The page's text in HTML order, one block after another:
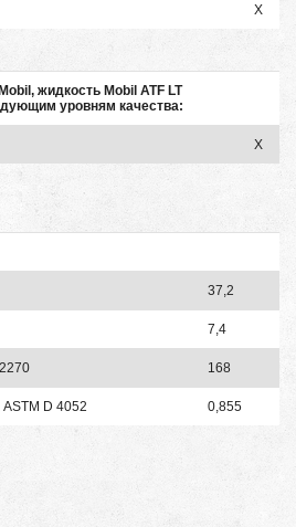
X
жидкость Mobil ATF LT
уровням качества:
X
37,2
7,4
168
ASTM D 4052 0,855